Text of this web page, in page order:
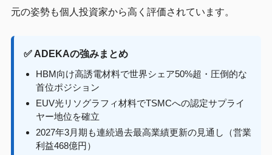
元の姿勢も個人投資家から高く評価されています。
✅ ADEKAの強みまとめ
HBM向け高誘電材料で世界シェア50%超・圧倒的な
首位ポジション
EUV光リソグラフィ材料でTSMCへの認定サプライ
ヤー地位を確立
2027年3月期も連続過去最高業績更新の見通し（営業
利益468億円）